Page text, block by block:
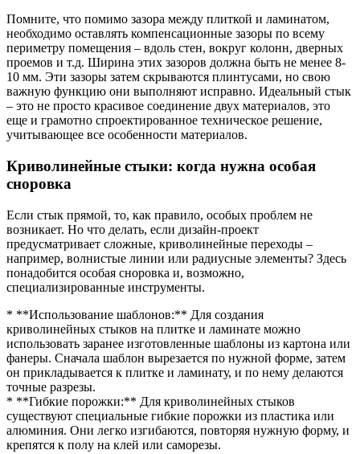
Помните, что помимо зазора между плиткой и ламинатом,
необходимо оставлять компенсационные зазоры по всему
периметру помещения – вдоль стен, вокруг колонн, дверных
проемов и т.д. Ширина этих зазоров должна быть не менее 8-
10 мм. Эти зазоры затем скрываются плинтусами, но свою
важную функцию они выполняют исправно. Идеальный стык
– это не просто красивое соединение двух материалов, это
еще и грамотно спроектированное техническое решение,
учитывающее все особенности материалов.
Криволинейные стыки: когда нужна особая
сноровка
Если стык прямой, то, как правило, особых проблем не
возникает. Но что делать, если дизайн-проект
предусматривает сложные, криволинейные переходы –
например, волнистые линии или радиусные элементы? Здесь
понадобится особая сноровка и, возможно,
специализированные инструменты.
* **Использование шаблонов:** Для создания
криволинейных стыков на плитке и ламинате можно
использовать заранее изготовленные шаблоны из картона или
фанеры. Сначала шаблон вырезается по нужной форме, затем
он прикладывается к плитке и ламинату, и по нему делаются
точные разрезы.
* **Гибкие порожки:** Для криволинейных стыков
существуют специальные гибкие порожки из пластика или
алюминия. Они легко изгибаются, повторяя нужную форму, и
крепятся к полу на клей или саморезы.